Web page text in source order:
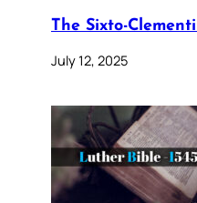
The Sixto-
July 12, 2025